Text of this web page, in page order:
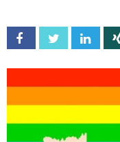
Facebook Twitter